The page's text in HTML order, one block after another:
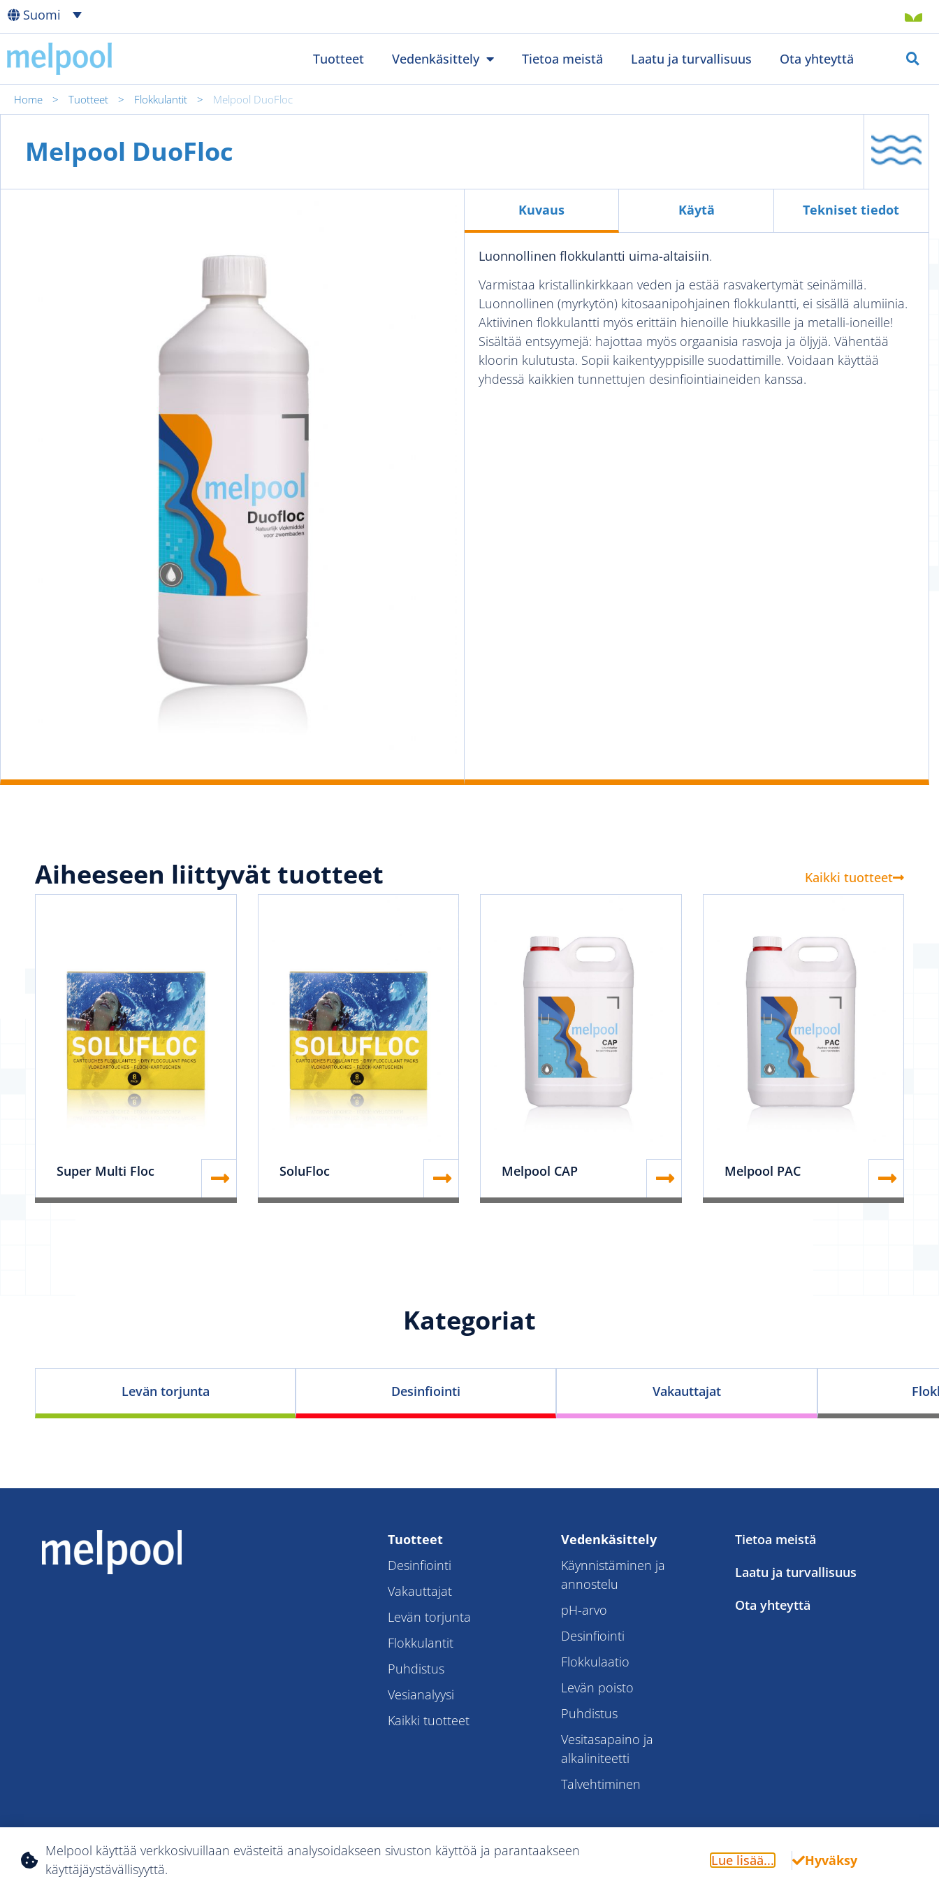
Suomi
Tuotteet Vedenkäsittely Tietoa meistä Laatu ja turvallisuus Ota yhteyttä
Home > Tuotteet > Flokkulantit > Melpool DuoFloc
Melpool DuoFloc
Kuvaus Käytä Tekniset tiedot
Luonnollinen flokkulantti uima-altaisiin.
Varmistaa kristallinkirkkaan veden ja estää rasvakertymät seinämillä.
Luonnollinen (myrkytön) kitosaanipohjainen flokkulantti, ei sisällä alumiinia.
Aktiivinen flokkulantti myös erittäin hienoille hiukkasille ja metalli-ioneille!
Sisältää entsyymejä: hajottaa myös orgaanisia rasvoja ja öljyjä. Vähentää
kloorin kulutusta. Sopii kaikentyyppisille suodattimille. Voidaan käyttää
yhdessä kaikkien tunnettujen desinfiointiaineiden kanssa.
Aiheeseen liittyvät tuotteet Kaikki tuotteet
Super Multi Floc SoluFloc Melpool CAP Melpool PAC
Kategoriat
Levän torjunta Desinfiointi Vakauttajat
Tuotteet
Desinfiointi
Vakauttajat
Levän torjunta
Flokkulantit
Puhdistus
Vesianalyysi
Kaikki tuotteet
Vedenkäsittely
Käynnistäminen ja
annostelu
pH-arvo
Desinfiointi
Flokkulaatio
Levän poisto
Puhdistus
Vesitasapaino ja
alkaliniteetti
Talvehtiminen
Tietoa meistä
Laatu ja turvallisuus
Ota yhteyttä
Melpool käyttää verkkosivuillaan evästeitä analysoidakseen sivuston käyttöä ja parantaakseen
käyttäjäystävällisyyttä.
Lue lisää... Hyväksy